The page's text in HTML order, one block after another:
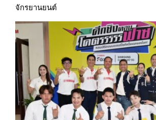
จักรยานยนต์